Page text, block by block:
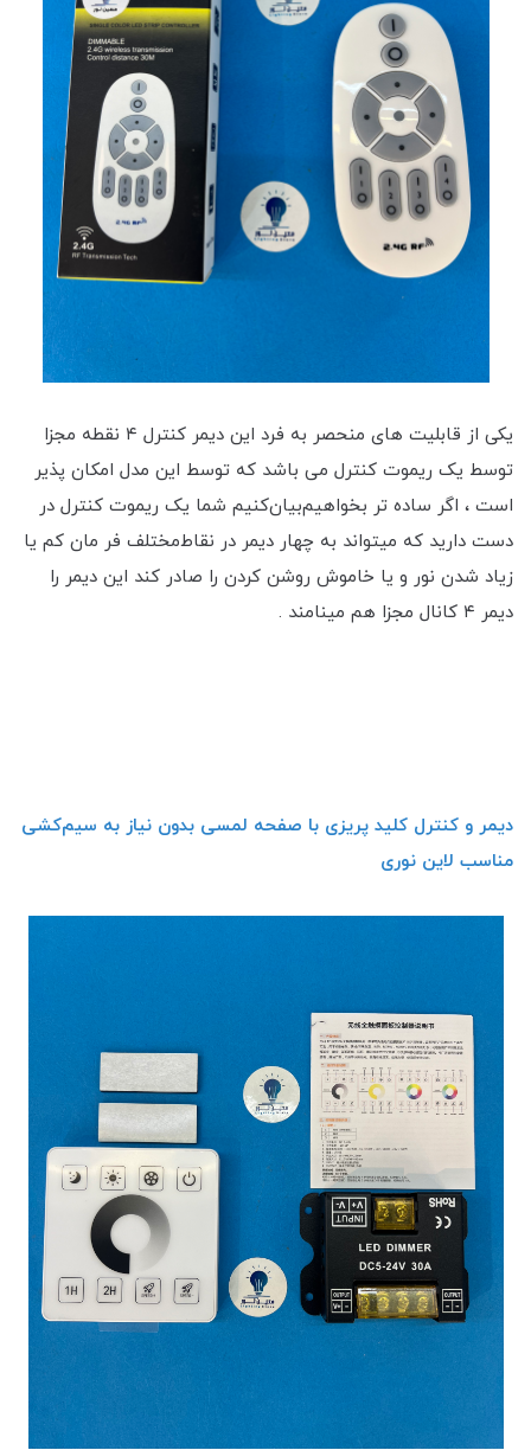
یکی از قابلیت های منحصر به فرد این دیمر کنترل ۴ نقطه مجزا
توسط یک ریموت کنترل می باشد که توسط این مدل امکان پذیر
است ، اگر ساده تر بخواهیم‌بیان‌کنیم شما یک ریموت کنترل در
دست دارید که میتواند به چهار دیمر در نقاط‌مختلف فر مان کم یا
زیاد شدن نور و یا خاموش روشن کردن را صادر کند این دیمر را
دیمر ۴ کانال مجزا هم مینامند .
دیمر و کنترل کلید پریزی با صفحه لمسی بدون نیاز به سیم‌کشی
مناسب لاین نوری